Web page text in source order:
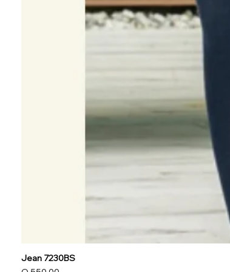
Jean 7230BS